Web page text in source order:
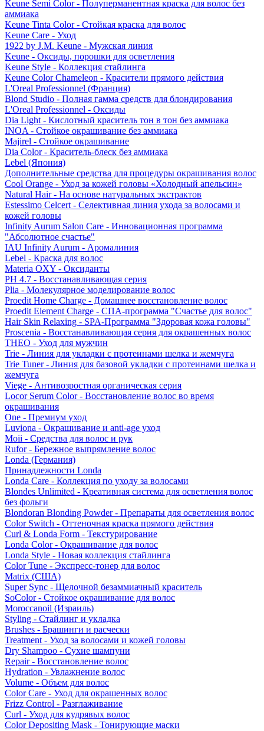
Keune Semi Color - Полуперманентная краска для волос без
аммиака
Keune Tinta Color - Стойкая краска для волос
Keune Care - Уход
1922 by J.M. Keune - Мужская линия
Keune - Оксиды, порошки для осветления
Keune Style - Коллекция стайлинга
Keune Color Chameleon - Красители прямого действия
L'Oreal Professionnel (Франция)
Blond Studio - Полная гамма средств для блондирования
L'Oreal Professionnel - Оксиды
Dia Light - Кислотный краситель тон в тон без аммиака
INOA - Стойкое окрашивание без аммиака
Majirel - Стойкое окрашивание
Dia Color - Краситель-блеск без аммиака
Lebel (Япония)
Дополнительные средства для процедуры окрашивания волос
Cool Orange - Уход за кожей головы «Холодный апельсин»
Natural Hair - На основе натуральных экстрактов
Estessimo Celcert - Селективная линия ухода за волосами и
кожей головы
Infinity Aurum Salon Care - Инновационная программа
"Абсолютное счастье"
IAU Infinity Aurum - Аромалиния
Lebel - Краска для волос
Materia OXY - Оксиданты
PH 4.7 - Восстанавливающая серия
Plia - Молекулярное моделирование волос
Proedit Home Charge - Домашнее восстановление волос
Proedit Element Charge - СПА-программа "Счастье для волос"
Hair Skin Relaxing - SPA-Программа "Здоровая кожа головы"
Proscenia - Восстанавливающая серия для окрашенных волос
THEO - Уход для мужчин
Trie - Линия для укладки с протеинами шелка и жемчуга
Trie Tuner - Линия для базовой укладки с протеинами шелка и
жемчуга
Viege - Антивозростная органическая серия
Locor Serum Color - Восстановление волос во время
окрашивания
One - Премиум уход
Luviona - Окрашивание и anti-age уход
Moii - Средства для волос и рук
Rufor - Бережное выпрямление волос
Londa (Германия)
Принадлежности Londa
Londa Care - Коллекция по уходу за волосами
Blondes Unlimited - Креативная система для осветления волос
без фольги
Blondoran Blonding Powder - Препараты для осветления волос
Color Switch - Оттеночная краска прямого действия
Curl & Londa Form - Текстурирование
Londa Color - Окрашивание для волос
Londa Style - Новая коллекция стайлинга
Color Tune - Экспресс-тонер для волос
Matrix (США)
Super Sync - Щелочной безаммиачный краситель
SoColor - Стойкое окрашивание для волос
Moroccanoil (Израиль)
Styling - Стайлинг и укладка
Brushes - Брашинги и расчески
Treatment - Уход за волосами и кожей головы
Dry Shampoo - Сухие шампуни
Repair - Восстановление волос
Hydration - Увлажнение волос
Volume - Объем для волос
Color Care - Уход для окрашенных волос
Frizz Control - Разглаживание
Curl - Уход для кудрявых волос
Color Depositing Mask - Тонирующие маски